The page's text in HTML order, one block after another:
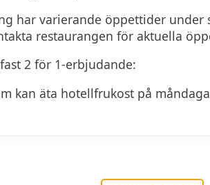
har varierande öppettider under
restaurangen för aktuella
2 för 1-erbjudande:
kan äta hotellfrukost på